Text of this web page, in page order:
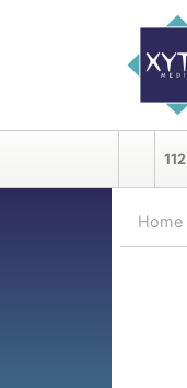
112
Home